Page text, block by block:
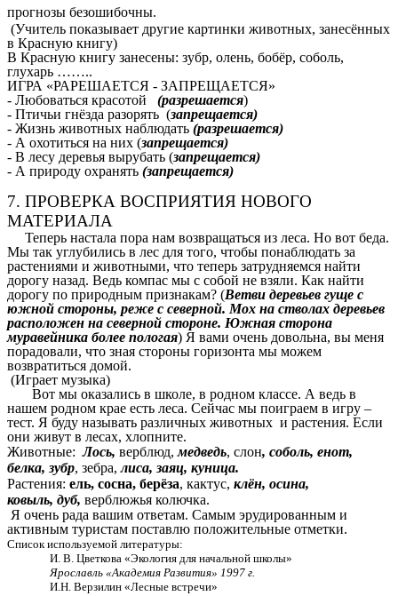
прогнозы безошибочны.
(Учитель показывает другие картинки животных, занесённых
в Красную книгу)
В Красную книгу занесены: зубр, олень, бобёр, соболь,
глухарь ……..
ИГРА «РАРЕШАЕТСЯ - ЗАПРЕЩАЕТСЯ»
- Любоваться красотой (разрешается)
- Птичьи гнёзда разорять (запрещается)
- Жизнь животных наблюдать (разрешается)
- А охотиться на них (запрещается)
- В лесу деревья вырубать (запрещается)
- А природу охранять (запрещается)
7. ПРОВЕРКА ВОСПРИЯТИЯ НОВОГО
МАТЕРИАЛА
Теперь настала пора нам возвращаться из леса. Но вот беда.
Мы так углубились в лес для того, чтобы понаблюдать за
растениями и животными, что теперь затрудняемся найти
дорогу назад. Ведь компас мы с собой не взяли. Как найти
дорогу по природным признакам? (Ветви деревьев гуще с
южной стороны, реже с северной. Мох на стволах деревьев
расположен на северной стороне. Южная сторона
муравейника более пологая) Я вами очень довольна, вы меня
порадовали, что зная стороны горизонта мы можем
возвратиться домой.
(Играет музыка)
Вот мы оказались в школе, в родном классе. А ведь в
нашем родном крае есть леса. Сейчас мы поиграем в игру –
тест. Я буду называть различных животных и растения. Если
они живут в лесах, хлопните.
Животные:Лось, верблюд,медведь, слон, соболь, енот,
белка, зубр, зебра,лиса, заяц, куница.
Растения: ель, сосна, берёза, кактус, клён, осина,
ковыль, дуб, верблюжья колючка.
Я очень рада вашим ответам. Самым эрудированным и
активным туристам поставлю положительные отметки.
Список используемой литературы:
И. В. Цветкова «Экология для начальной школы»
Ярославль «Академия Развития» 1997 г.
И.Н. Верзилин «Лесные встречи»